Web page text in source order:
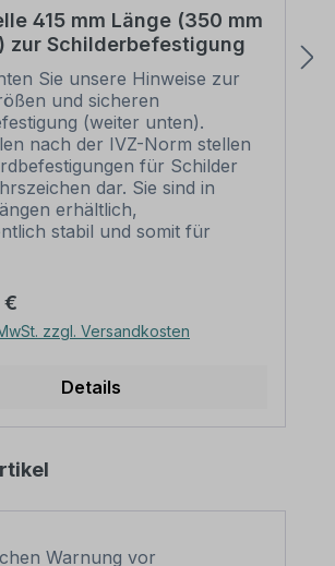
415 mm Länge (350 mm
zur Schilderbefestigung
Sie unsere Hinweise zur
und sicheren
(weiter unten).
nach der IVZ-Norm stellen
für Schilder
dar. Sie sind in
erhältlich,
stabil und somit für
Befestigung von Schildern mit
über 200 mm werden zwei
benötigt. Merkmale dieser
IVZ Material: Stahl,
Schellenlänge: ca. 415
Lochabstand 350
2 Schrauben und 2 Muttern
Für eine sichere Befestigung
€
zzgl. Versandkosten
Details
überspringen